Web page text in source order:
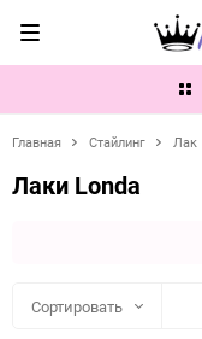
Главная Стайлинг Лак
Лаки Londa
Сортировать